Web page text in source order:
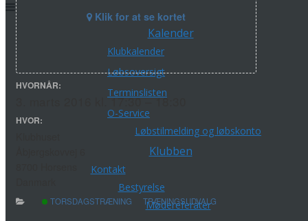
Kalender
Klubkalender
Løbsoversigt
Terminslisten
O-Service
Løbstilmelding og løbskonto
Klubben
Kontakt
Bestyrelse
Mødereferater
Klik for at se kortet
HVORNÅR:
3. marts 2016 kl. 17:30 – 18:30
HVOR:
TORSDAGSTRÆNING TRÆNINGSUDVALG